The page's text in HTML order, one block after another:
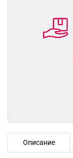
Описание